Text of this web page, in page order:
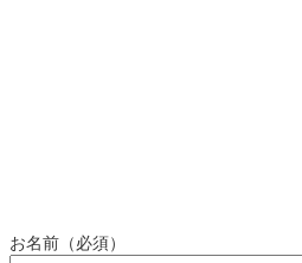
お名前（必須）